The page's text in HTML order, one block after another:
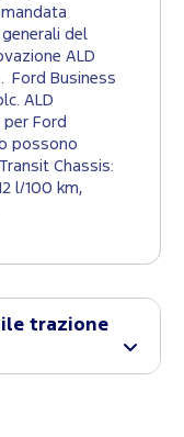
del
ALD
Ford Business
ALD
Ford
possono
Chassis:
l/100 km,
trazione